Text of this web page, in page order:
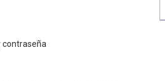
contraseña